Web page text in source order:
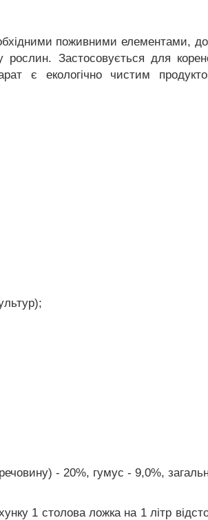
поживними елементами,
Застосовується для
є екологічно чистим
- 20%, гумус - 9,0%,
1 столова ложка на 1 літр